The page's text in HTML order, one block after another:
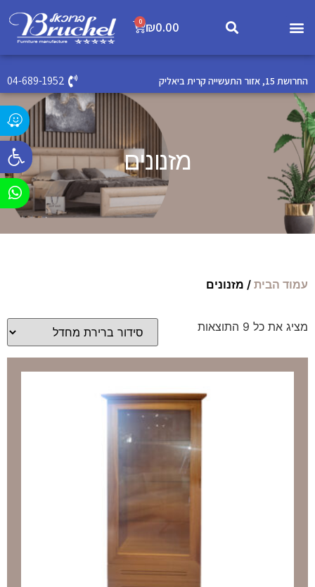
פתח
₪0.00
0
החרושת 15, אזור התעשייה קרית ביאליק 04-689-1952
מזנונים
עמוד הבית / מזנונים
מציג את כל 9 התוצאות